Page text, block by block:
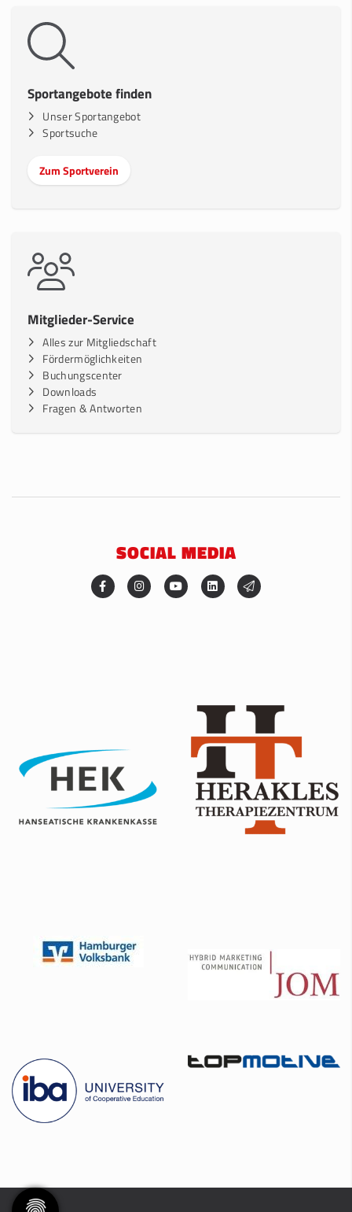
Sportangebote finden
Unser Sportangebot
Sportsuche
Zum Sportverein
Mitglieder-Service
Alles zur Mitgliedschaft
Fördermöglichkeiten
Buchungscenter
Downloads
Fragen & Antworten
SOCIAL MEDIA